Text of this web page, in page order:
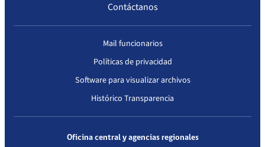
Contáctanos
Mail funcionarios
Políticas de privacidad
Software para visualizar archivos
Histórico Transparencia
Oficina central y agencias regionales